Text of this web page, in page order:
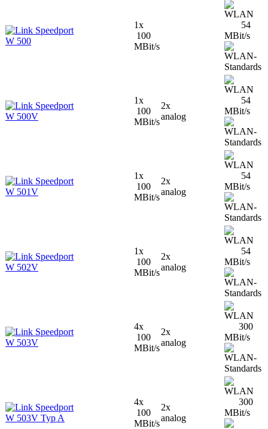
Speedport
W 500
1x
100
MBit/s
54
MBit/s
Speedport
W 500V
1x
100
MBit/s
2x
analog
54
MBit/s
Speedport
W 501V
1x
100
MBit/s
2x
analog
54
MBit/s
Speedport
W 502V
1x
100
MBit/s
2x
analog
54
MBit/s
Speedport
W 503V
4x
100
MBit/s
2x
analog
300
MBit/s
Speedport
W 503V Typ A
4x
100
MBit/s
2x
analog
300
MBit/s